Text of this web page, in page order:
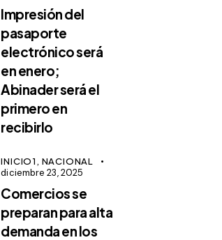
Impresión del
pasaporte
electrónico será
en enero;
Abinader será el
primero en
recibirlo
INICIO1, NACIONAL
diciembre 23, 2025
Comercios se
preparan para alta
demanda en los